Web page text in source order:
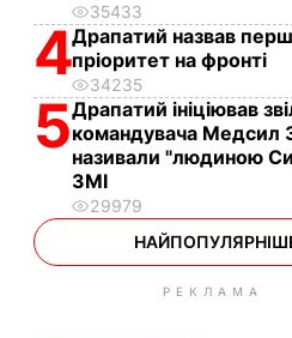
35433
4Драпатий назвав
пріоритет на фронті
34235
5Драпатий ініціював
командувача Медсил
називали "людиною
ЗМІ
29979
РЕКЛАМА